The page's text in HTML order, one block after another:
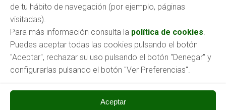
de tu hábito de navegación (por ejemplo, páginas
visitadas).
Para más información consulta la política de cookies.
Puedes aceptar todas las cookies pulsando el botón
"Aceptar", rechazar su uso pulsando el botón "Denegar" y
configurarlas pulsando el botón "Ver Preferencias".
Aceptar
O envíanos tu CV a:empleo@aspronabierzo.org